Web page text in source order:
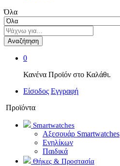
Όλα
Αναζήτηση
0
Κανένα Προϊόν στο Καλάθι.
Είσοδος Εγγραφή
Προϊόντα
Smartwatches
Αξεσουάρ Smartwatches
Ενηλίκων
Παιδικά
Θήκες & Προστασία